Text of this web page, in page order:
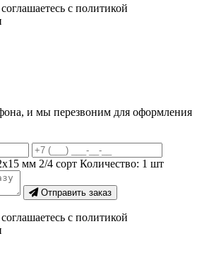
с политикой
и мы перезвоним для оформления
мм 2/4 сорт Количество: 1 шт
Отправить заказ
с политикой